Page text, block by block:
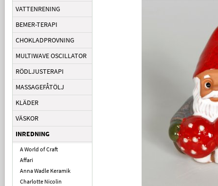
VATTENRENING
BEMER-TERAPI
CHOKLADPROVNING
MULTIWAVE OSCILLATOR
RÖDLJUSTERAPI
MASSAGEFÅTÖLJ
KLÄDER
VÄSKOR
INREDNING
A World of Craft
Affari
Anna Wadle Keramik
Charlotte Nicolin